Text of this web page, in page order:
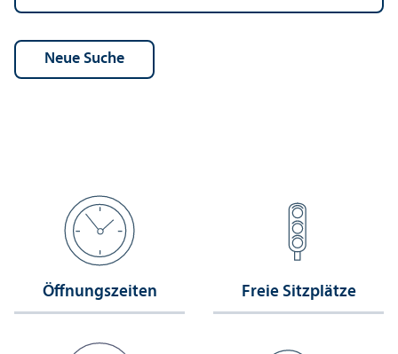
Öffnungs­zeiten Freie Sitzplätze